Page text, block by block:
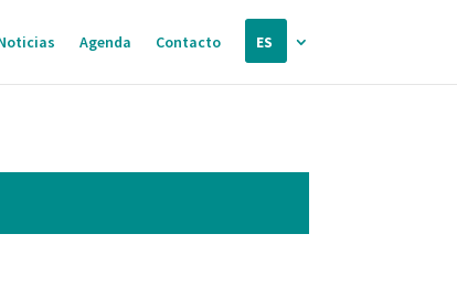
Agenda Contacto ES